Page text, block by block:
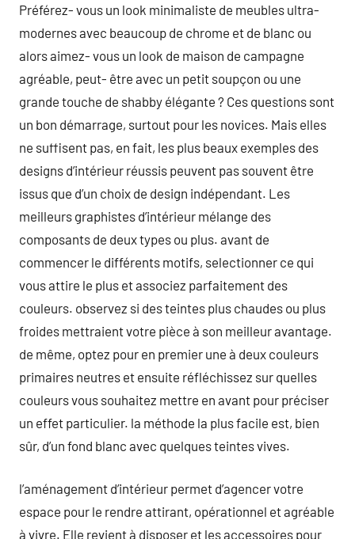
Préférez- vous un look minimaliste de meubles ultra-
modernes avec beaucoup de chrome et de blanc ou
alors aimez- vous un look de maison de campagne
agréable, peut- être avec un petit soupçon ou une
grande touche de shabby élégante ? Ces questions sont
un bon démarrage, surtout pour les novices. Mais elles
ne suffisent pas, en fait, les plus beaux exemples des
designs d’intérieur réussis peuvent pas souvent être
issus que d’un choix de design indépendant. Les
meilleurs graphistes d’intérieur mélange des
composants de deux types ou plus. avant de
commencer le différents motifs, selectionner ce qui
vous attire le plus et associez parfaitement des
couleurs. observez si des teintes plus chaudes ou plus
froides mettraient votre pièce à son meilleur avantage.
de même, optez pour en premier une à deux couleurs
primaires neutres et ensuite réfléchissez sur quelles
couleurs vous souhaitez mettre en avant pour préciser
un effet particulier. la méthode la plus facile est, bien
sûr, d’un fond blanc avec quelques teintes vives.
l’aménagement d’intérieur permet d’agencer votre
espace pour le rendre attirant, opérationnel et agréable
à vivre. Elle revient à disposer et les accessoires pour